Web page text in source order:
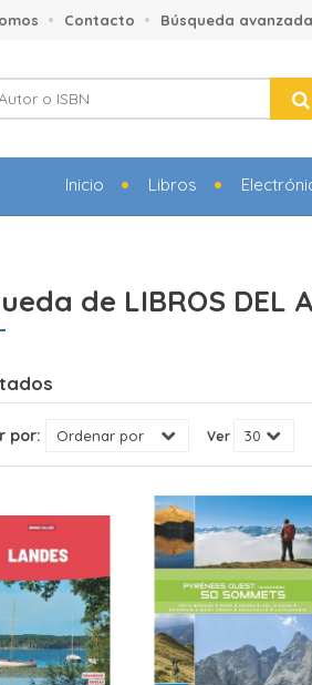
Contacto Búsqueda avanzada
Inicio Libros
de LIBROS DEL
por: Ver